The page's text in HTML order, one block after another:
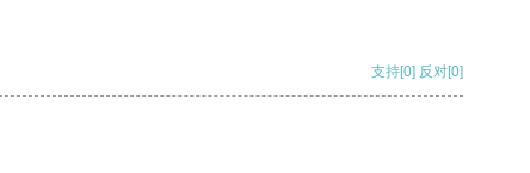
支持[0] 反对[0]